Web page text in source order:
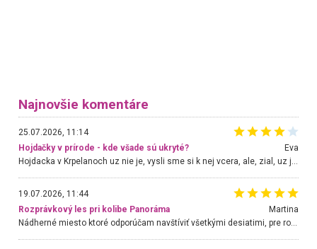
Najnovšie komentáre
25.07.2026, 11:14
Hojdačky v prírode - kde všade sú ukryté?
Eva
Hojdacka v Krpelanoch uz nie je, vysli sme si k nej vcera, ale, zial, uz je znicena. Ak sem planujete cestu len kvoli hojdacke, mozete si ju usetrit. Krasny vyhlad je tu vsak aj bez hojdacky :-)
19.07.2026, 11:44
Rozprávkový les pri kolibe Panoráma
Martina
Nádherné miesto ktoré odporúčam navštíviť všetkými desiatimi, pre rodiny s deťmi, dôchodcom... Proste a jednoducho ozaj rozprávkový les.. určite ešte prídeme. Odniesli sme si na pamiatku krásne tričká,